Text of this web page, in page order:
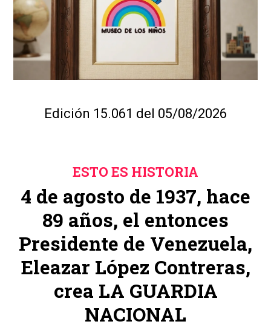
Edición 15.061 del 05/08/2026
4 de agosto de 1937, hace
89 años, el entonces
Presidente de Venezuela,
Eleazar López Contreras,
crea LA GUARDIA
NACIONAL
ESTO ES HISTORIA